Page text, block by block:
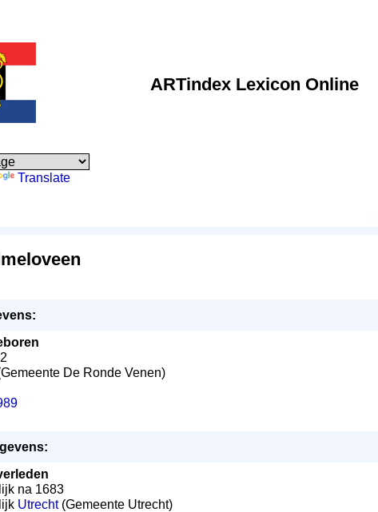
ARTindex Lexicon Online
Translate
De Ronde Venen)
na 1683
Utrecht(Gemeente Utrecht)